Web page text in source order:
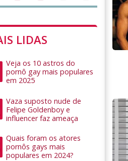
LIDAS
Veja os 10 astros do
pornô gay mais populares
em 2025
Vaza suposto nude de
Felipe Goldenboy e
influencer faz ameaça
Quais foram os atores
pornôs gays mais
populares em 2024?